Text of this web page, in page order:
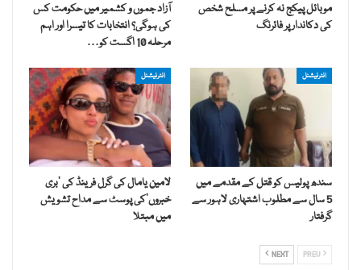
موبائل پیکج نہ کرنے پر مسلح شخص
کی دکاندار پر فائرنگ
آزاد جموں و کشمیر میں حکومت کس
کی ہوگی؟ انتخابات کا تیسرا اور اہم
مرحلہ 10 اگست کو…
انٹرنیشنل
سندھ پولیس کو قتل کے مقدمے میں
5 سال سے مطلوب اشتہاری لاہور سے
گرفتار
انٹرنیشنل
لامین یامال کی گرل فرینڈ کی ’بری
خبروں‘کی پوسٹ سے مداح تشویش
میں مبتلا
NEXT